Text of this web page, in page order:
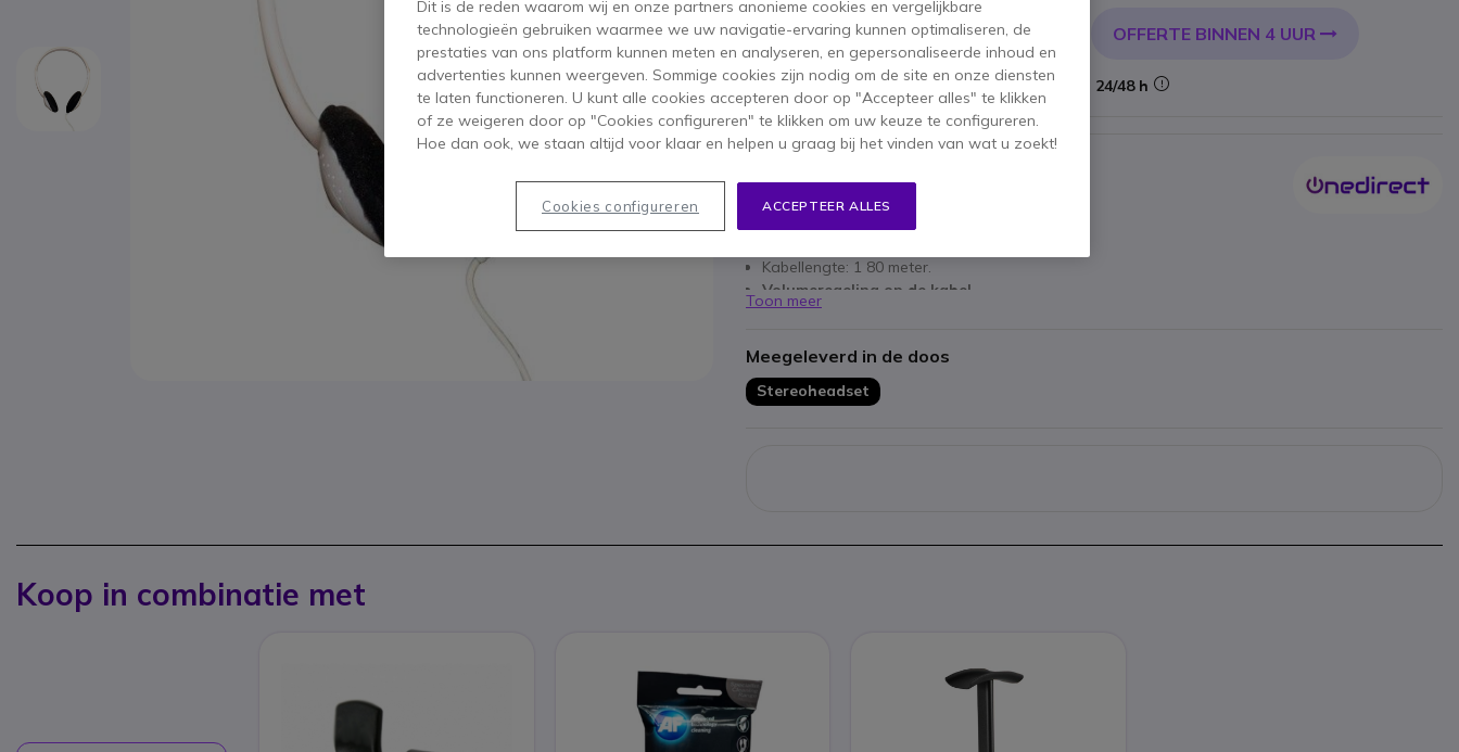
Aantal
IN WINKELWAGEN OFFERTE BINNEN 4 UUR
48 productenop voorraad Levering: 24/48 h
Jack 3 5 mm aansluiting.
Kabellengte: 1 80 meter.
Volumeregeling op de kabel.
Frequentiebereik: 20Hz - 20KHz.
Kleur: wit
Toon meer
Meegeleverd in de doos
Stereoheadset
Koop in combinatie met
Dit is de reden waarom wij en onze partners anonieme cookies en vergelijkbare
technologieën gebruiken waarmee we uw navigatie-ervaring kunnen optimaliseren, de
prestaties van ons platform kunnen meten en analyseren, en gepersonaliseerde inhoud en
advertenties kunnen weergeven. Sommige cookies zijn nodig om de site en onze diensten
te laten functioneren. U kunt alle cookies accepteren door op "Accepteer alles" te klikken
of ze weigeren door op "Cookies configureren" te klikken om uw keuze te configureren.
Hoe dan ook, we staan altijd voor klaar en helpen u graag bij het vinden van wat u zoekt!
ACCEPTEER ALLES
Cookies configureren